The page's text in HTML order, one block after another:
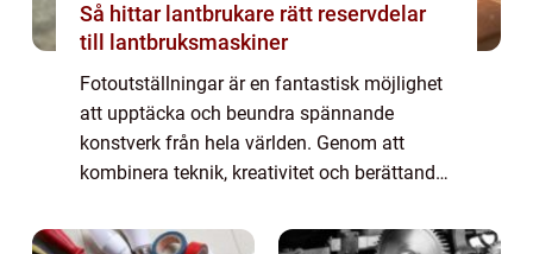
Så hittar lantbrukare rätt reservdelar
till lantbruksmaskiner
Fotoutställningar är en fantastisk möjlighet
att upptäcka och beundra spännande
konstverk från hela världen. Genom att
kombinera teknik, kreativitet och berättande